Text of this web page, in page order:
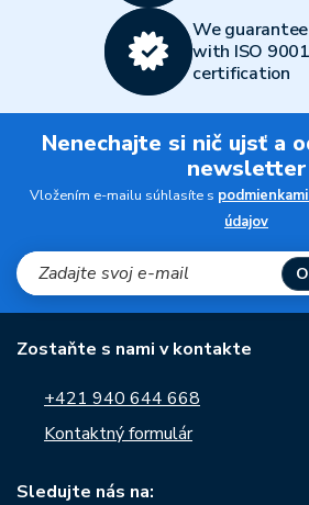
We
with ISO
certification
Nenechajte si nič ujsť a
newsletter
Vložením e-mailu súhlasíte s
údajov
Zostaňte s nami v kontakte
+421 940 644 668
Kontaktný formulár
Sledujte nás na: